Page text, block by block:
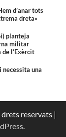
d’anar tots
dreta»
planteja
militar
de l’Exèrcit
necessita una
drets reservats |
.